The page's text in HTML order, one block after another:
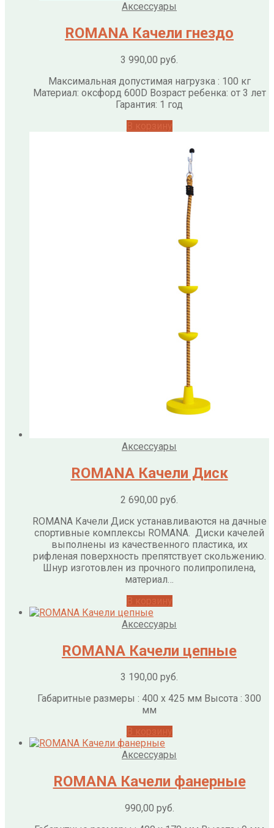
Аксессуары
ROMANA Качели гнездо
3 990,00 руб.
Максимальная допустимая нагрузка : 100 кг
Материал: оксфорд 600D Возраст ребенка: от 3 лет
Гарантия: 1 год
Аксессуары
ROMANA Качели Диск
2 690,00 руб.
ROMANA Качели Диск устанавливаются на дачные
спортивные комплексы ROMANA. Диски качелей
выполнены из качественного пластика, их
рифленая поверхность препятствует скольжению.
Шнур изготовлен из прочного полипропилена,
материал…
Аксессуары
ROMANA Качели цепные
3 190,00 руб.
Габаритные размеры : 400 x 425 мм Высота : 300
мм
Аксессуары
ROMANA Качели фанерные
990,00 руб.